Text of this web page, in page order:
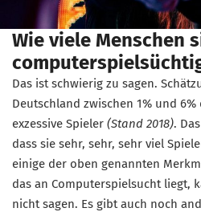
Wie viele Menschen
Das ist schwierig zu sagen.
Deutschland zwischen 1% und
exzessive Spieler (Stand 2018).
dass sie sehr, sehr, sehr viel
einige der oben genannten
das an Computerspielsucht liegt,
nicht sagen. Es gibt auch noch